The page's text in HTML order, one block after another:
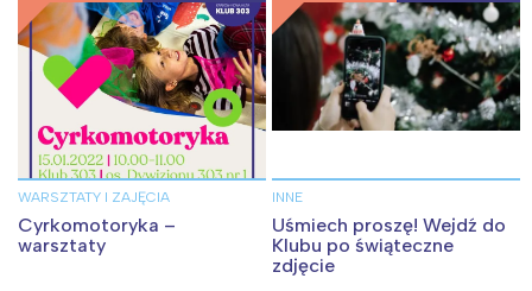
WARSZTATY I ZAJĘCIA
Cyrkomotoryka –
warsztaty
INNE
Uśmiech proszę! Wejdź do
Klubu po świąteczne
zdjęcie